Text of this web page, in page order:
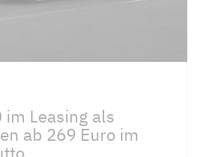
im Leasing als
ab 269 Euro im